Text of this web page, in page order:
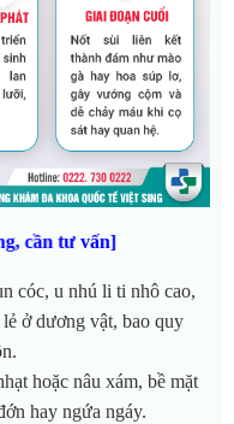
cần tư vấn]
cóc, u nhú li ti nhô cao,
ở dương vật, bao quy
hoặc nâu xám, bề mặt
hay ngứa ngáy.